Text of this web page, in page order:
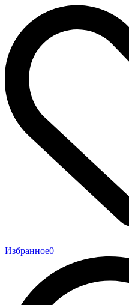
Избранное0